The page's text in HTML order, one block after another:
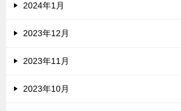
2024年1月
2023年12月
2023年11月
2023年10月